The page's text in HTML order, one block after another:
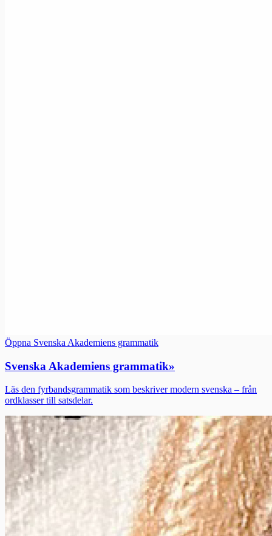
Öppna Svenska Akademiens grammatik
Svenska Akademiens grammatik»
Läs den fyrbandsgrammatik som beskriver modern svenska – från
ordklasser till satsdelar.